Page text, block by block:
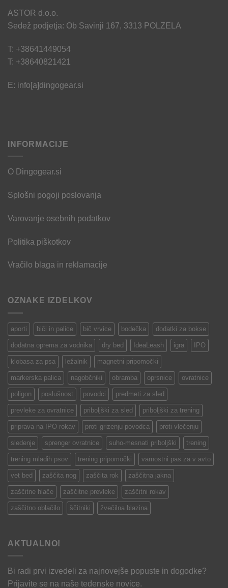
ASTOR d.o.o.
Sedež podjetja: Ob Savinji 167, 3313 POLZELA
T: +38641449054
T: +38640821421
E: info[a]dingogear.si
INFORMACIJE
O Dingogear.si
Splošni pogoji poslovanja
Varovanje osebnih podatkov
Politika piškotkov
Vračilo blaga in reklamacije
OZNAKE IZDELKOV
aporti biči in palice bič vrvice bodečka dodatki za bokse
dodatna oprema za vodnika dry bed IdeaLeash igra IPO
klobasa za psa ležalnik magnetni pripomočki
markerska palica nagobčniki obramba oprsnice ovratnice
poligon poslušnost povodci predmeti za sled
prevleke za ovratnice priboljški za sled priboljški za trening
priprava na IPO rokav proti grizenju povodca proti vlečenju
sledenje sprenger ovratnice suho-mesnati priboljški trening
trening mladih psov trening pripomočki varnostni pas za v avto
vet bed zaščita nog zaščita rok zaščitna jakna
zaščitne hlače zaščitne prevleke zaščitni rokav
zaščitno oblačilo ščitniki žvečilna blazina
AKTUALNO!
Bi radi prvi izvedeli za najnovejše popuste in dogodke?
Prijavite se na naše tedenske novice.